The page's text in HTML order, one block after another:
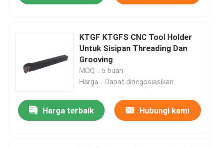
KTGF KTGFS CNC Tool Holder
Untuk Sisipan Threading Dan
Grooving
MOQ：5 buah
Harga：Dapat dinegosiasikan
Harga terbaik Hubungi kami